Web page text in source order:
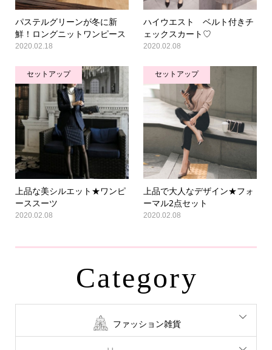
パステルグリーンが冬に新
鮮！ロングニットワンピース
2020.02.18
ハイウエスト ベルト付きチ
ェックスカート♡
2020.02.08
セットアップ
上品な美シルエット★ワンピ
ーススーツ
2020.02.08
セットアップ
上品で大人なデザイン★フォ
ーマル2点セット
2020.02.08
Category
ファッション雑貨